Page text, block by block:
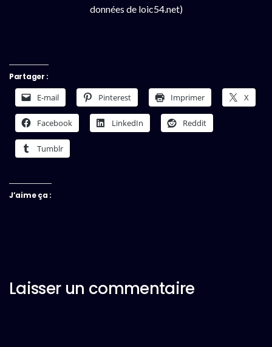
données de loic54.net)
Partager :
E-mail Pinterest Imprimer X
Facebook LinkedIn Reddit
Tumblr
J’aime ça :
Laisser un commentaire